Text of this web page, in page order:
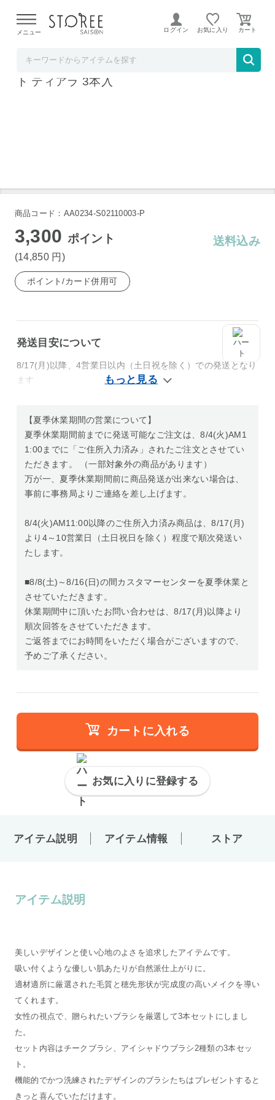
よる配送遅延が発生しております。
メニュー ログイン お気に入り
Mizuho Brush 熊野筆 技術の粋 セレクトギフ
ト ティアラ 3本入
商品コード：AA0234-S02110003-P
3,300 ポイント
(14,850 円 )
送料込み
ポイント/カード併用可
発送目安について
8/17(月)以降、4営業日以内（土日祝を除く）での発送となり
ます
【夏季休業期間の営業について】
夏季休業期間前までに発送可能なご注文は、8/4(火)AM1
1:00までに「ご住所入力済み」されたご注文とさせてい
ただきます。 （一部対象外の商品があります）
万が一、夏季休業期間前に商品発送が出来ない場合は、
事前に事務局よりご連絡を差し上げます。
8/4(火)AM11:00以降のご住所入力済み商品は、8/17(月)
より4～10営業日（土日祝日を除く）程度で順次発送い
たします。
■8/8(土)～8/16(日)の間カスタマーセンターを夏季休業と
させていただきます。
休業期間中に頂いたお問い合わせは、8/17(月)以降より
順次回答をさせていただきます。
ご返答までにお時間をいただく場合がございますので、
予めご了承ください。
カートに入れる
お気に入りに登録する
アイテム説明 アイテム情報 ストア
アイテム説明
美しいデザインと使い心地のよさを追求したアイテムです。
吸い付くような優しい肌あたりが自然派仕上がりに。
適材適所に厳選された毛質と穂先形状が完成度の高いメイクを導い
てくれます。
女性の視点で、贈られたいブラシを厳選して3本セットにしまし
た。
セット内容はチークブラシ、アイシャドウブラシ2種類の3本セッ
ト。
機能的でかつ洗練されたデザインのブラシたちはプレゼントすると
きっと喜んでいただけます。